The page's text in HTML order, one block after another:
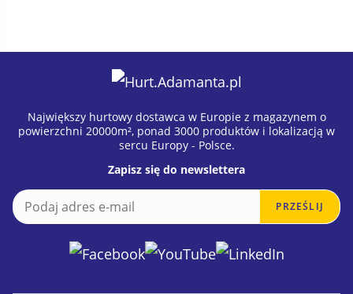
Największy hurtowy dostawca w Europie z magazynem o
powierzchni 20000m², ponad 3000 produktów i lokalizacją w
sercu Europy - Polsce.
Zapisz się do newslettera
a
i
l
E
m
PRZEŚLIJ